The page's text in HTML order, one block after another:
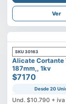
Ver
SKU 30163
Alicate Cortante
187mm,, 1kv
$7170
Desde 20
Und. $10.790 + iva